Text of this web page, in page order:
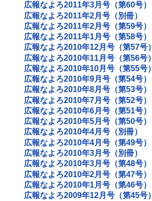
広報なよろ2011年3月号（第60号）
広報なよろ2011年2月号（別冊）
広報なよろ2011年2月号（第59号）
広報なよろ2011年1月号（第58号）
広報なよろ2010年12月号（第57号）
広報なよろ2010年11月号（第56号）
広報なよろ2010年10月号（第55号）
広報なよろ2010年9月号（第54号）
広報なよろ2010年8月号（第53号）
広報なよろ2010年7月号（第52号）
広報なよろ2010年6月号（第51号）
広報なよろ2010年5月号（第50号）
広報なよろ2010年4月号（別冊）
広報なよろ2010年4月号（第49号）
広報なよろ2010年3月号（別冊）
広報なよろ2010年3月号（第48号）
広報なよろ2010年2月号（第47号）
広報なよろ2010年1月号（第46号）
広報なよろ2009年12月号（第45号）